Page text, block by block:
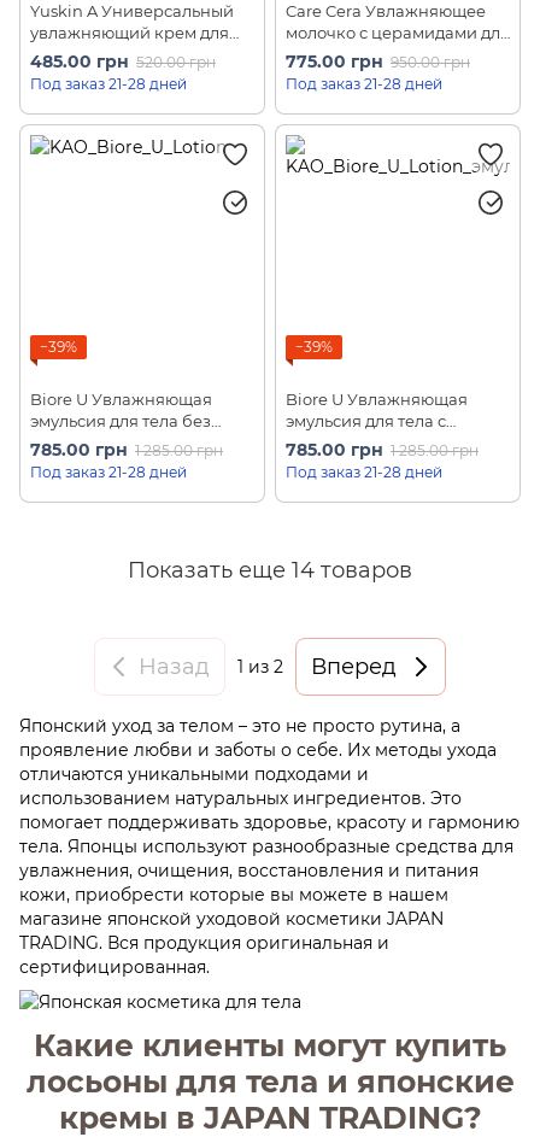
Yuskin A Универсальный
увлажняющий крем для
всей семьи с витаминами
Family Medical Cream (80 г)
485.00 грн 520.00 грн
Под заказ 21-28 дней
Care Cera Увлажняющее
молочко с церамидами для
лица и тела Rohto AP Face
& Body (200 мл)
775.00 грн 950.00 грн
Под заказ 21-28 дней
−39%
Biore U Увлажняющая
эмульсия для тела без
запаха Unscented Milky
Lotion for Wet Skin (300 мл)
785.00 грн 1 285.00 грн
Под заказ 21-28 дней
−39%
Biore U Увлажняющая
эмульсия для тела с
нежным ароматом Milky
Lotion for Wet Skin (300 мл)
785.00 грн 1 285.00 грн
Под заказ 21-28 дней
Показать еще 14 товаров
Назад 1 из 2 Вперед
Японский уход за телом – это не просто рутина, а
проявление любви и заботы о себе. Их методы ухода
отличаются уникальными подходами и
использованием натуральных ингредиентов. Это
помогает поддерживать здоровье, красоту и гармонию
тела. Японцы используют разнообразные средства для
увлажнения, очищения, восстановления и питания
кожи, приобрести которые вы можете в нашем
магазине японской уходовой косметики JAPAN
TRADING. Вся продукция оригинальная и
сертифицированная.
Какие клиенты могут купить
лосьоны для тела и японские
кремы в JAPAN TRADING?